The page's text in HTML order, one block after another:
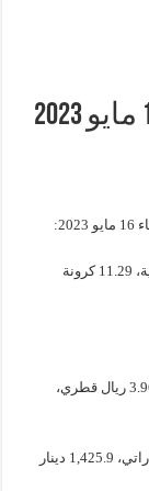
1.08 دولار أمريكي، 0.86 جنيه استرليني، 21.56 ليرة تركية، 11.29 كرونة
0.77 دينار أردني، 0.40 دينار بحريني، 0.33 دينار كويتي، 3.96 ريال قطري،
148.26 دينار جزائري، 33.66 جنيه مصري، 4.00 درهم إماراتي، 1,425.9 دينار